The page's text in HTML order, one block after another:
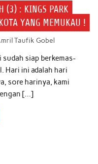
(3) : KINGS PARK
YANG MEMUKAU !
Taufik Gobel
siap berkemas-
Hari ini adalah hari
sore harinya, kami
[…]